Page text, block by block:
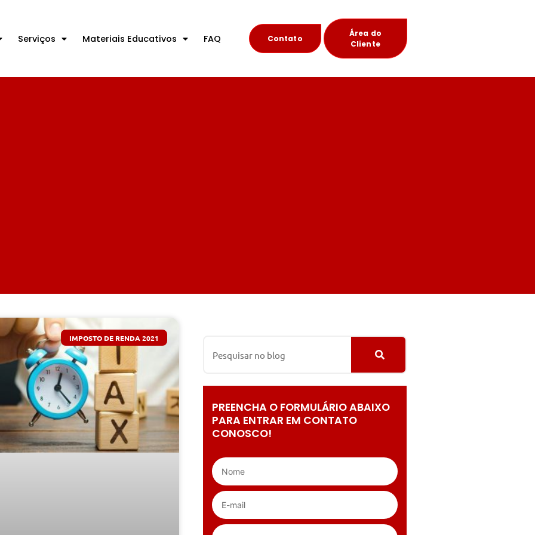
Serviços Materiais Educativos FAQ Contato
Área do
Cliente
IMPOSTO DE RENDA 2021
PREENCHA O FORMULÁRIO ABAIXO
PARA ENTRAR EM CONTATO
CONOSCO!